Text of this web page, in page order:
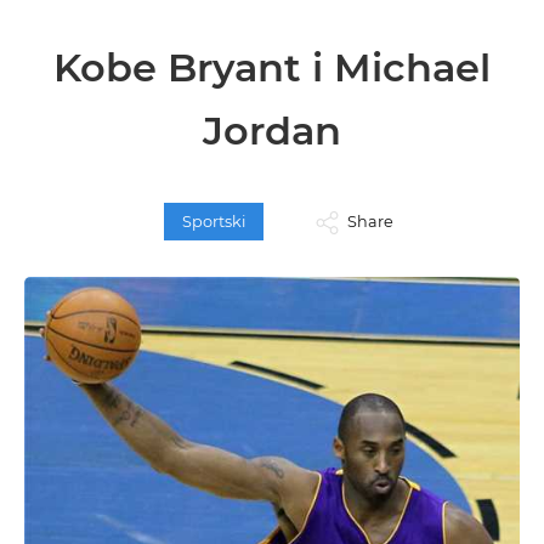
Kobe Bryant i Michael
Jordan
Sportski Share